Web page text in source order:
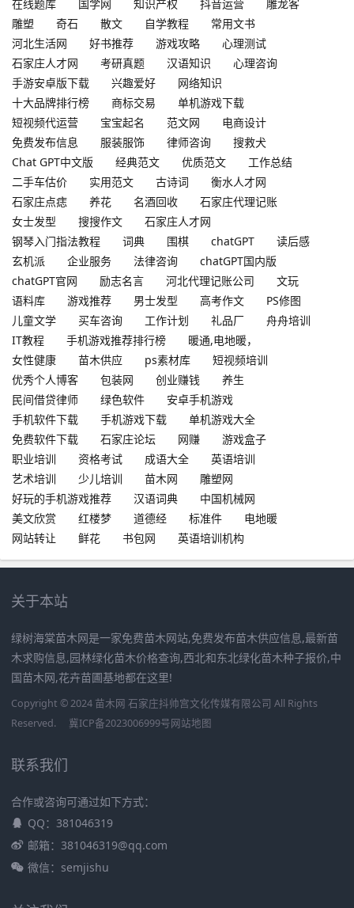
在线题库
国学网 知识产权 抖音运营
雕龙客
雕塑
奇石 散文 自学教程
常用文书
河北生活网
好书推荐 游戏攻略
心理测试
石家庄人才网
考研真题 汉语知识
心理咨询
手游安卓版下载
兴趣爱好
网络知识
十大品牌排行榜
商标交易
单机游戏下载
短视频代运营
宝宝起名 范文网
电商设计
免费发布信息
服装服饰 律师咨询
搜救犬
Chat GPT中文版
经典范文 优质范文
工作总结
二手车估价
实用范文 古诗词
衡水人才网
石家庄点痣
养花 名酒回收
石家庄代理记账
女士发型
搜搜作文
石家庄人才网
钢琴入门指法教程
词典 围棋 chatGPT
读后感
玄机派
企业服务 法律咨询
chatGPT国内版
chatGPT官网
励志名言 河北代理记账公司
文玩
语料库
游戏推荐 男士发型 高考作文
PS修图
儿童文学
买车咨询 工作计划 礼品厂
舟舟培训
IT教程
手机游戏推荐排行榜
暖通,电地暖，
女性健康
苗木供应 ps素材库
短视频培训
优秀个人博客
包装网 创业赚钱
养生
民间借贷律师
绿色软件
安卓手机游戏
手机软件下载
手机游戏下载
单机游戏大全
免费软件下载
石家庄论坛 网赚
游戏盒子
职业培训
资格考试 成语大全
英语培训
艺术培训
少儿培训 苗木网
雕塑网
好玩的手机游戏推荐
汉语词典
中国机械网
美文欣赏
红楼梦 道德经 标准件
电地暖
网站转让
鲜花 书包网 英语培训机构
关于本站
绿树海棠苗木网是一家免费苗木网站,免费发布苗木供应信息,最新苗
木求购信息,园林绿化苗木价格查询,西北和东北绿化苗木种子报价,中
国苗木网,花卉苗圃基地都在这里!
Copyright © 2024 苗木网 石家庄抖帅宫文化传媒有限公司 All Rights
Reserved.
冀ICP备2023006999号网站地图
联系我们
合作或咨询可通过如下方式：
QQ：381046319
邮箱：381046319@qq.com
微信：semjishu